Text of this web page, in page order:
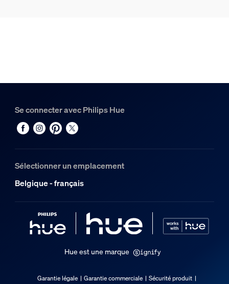
Se connecter avec Philips Hue
Sélectionner un emplacement
Belgique - français
Hue est une marque
Garantie légale Garantie commerciale Sécurité produit